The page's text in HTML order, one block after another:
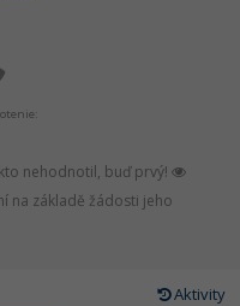
nehodnotil, buď prvý!
na základě žádosti jeho
Aktivity